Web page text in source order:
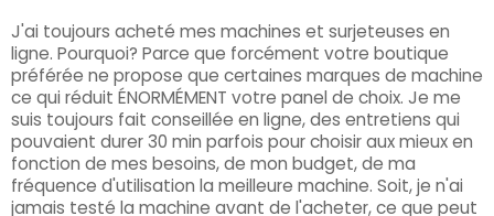
J'ai toujours acheté mes machines et surjeteuses en
ligne. Pourquoi? Parce que forcément votre boutique
préférée ne propose que certaines marques de machine
ce qui réduit ÉNORMÉMENT votre panel de choix. Je me
suis toujours fait conseillée en ligne, des entretiens qui
pouvaient durer 30 min parfois pour choisir aux mieux en
fonction de mes besoins, de mon budget, de ma
fréquence d'utilisation la meilleure machine. Soit, je n'ai
jamais testé la machine avant de l'acheter, ce que peut